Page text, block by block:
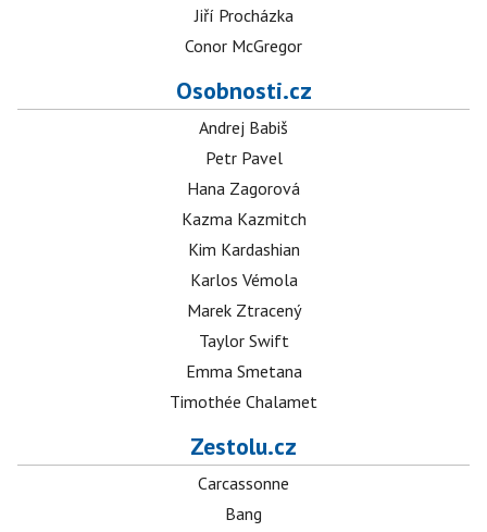
Jiří Procházka
Conor McGregor
Osobnosti.cz
Andrej Babiš
Petr Pavel
Hana Zagorová
Kazma Kazmitch
Kim Kardashian
Karlos Vémola
Marek Ztracený
Taylor Swift
Emma Smetana
Timothée Chalamet
Zestolu.cz
Carcassonne
Bang